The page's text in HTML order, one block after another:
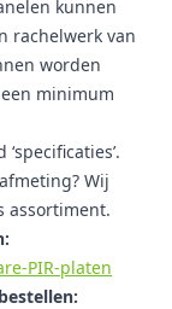
kunnen
rachelwerk van
worden
minimum
Wij
assortiment.
PIR-platen